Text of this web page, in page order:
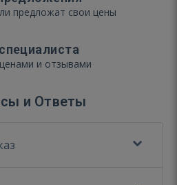
предложат свои цены
и отзывами
и Ответы